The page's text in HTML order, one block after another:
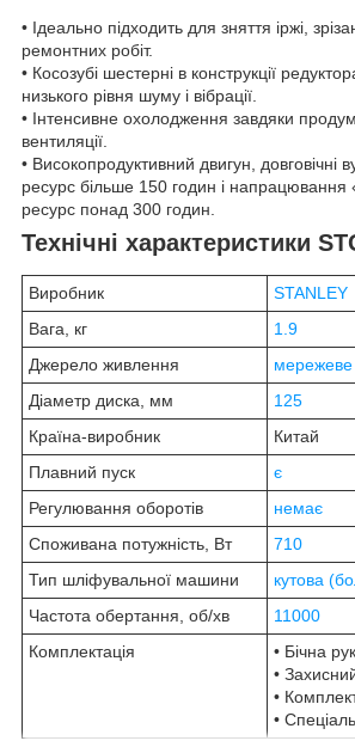
• Ідеально підходить для зняття іржі,
ремонтних робіт.
• Косозубі шестерні в конструкції
низького рівня шуму і вібрації.
• Інтенсивне охолодження завдяки
вентиляції.
• Високопродуктивний двигун, довговічні
ресурс більше 150 годин і напрацювання
ресурс понад 300 годин.
Технічні характеристики
Виробник
STANLEY
Вага, кг
1.9
Джерело живлення
мережеве
Діаметр диска, мм
125
Країна-виробник
Китай
Плавний пуск
є
Регулювання оборотів
немає
Споживана потужність, Вт
710
Тип шліфувальної машини
кутова
Частота обертання, об/хв
11000
Комплектація
• Бічна
•
•
•